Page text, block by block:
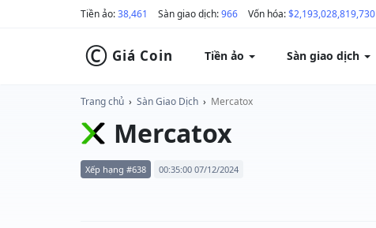
Tiền ảo:38,461 Sàn giao dịch:966 Vốn hóa:$2,193,028,819,730
© Giá Coin Tiền ảo Sàn giao dịch
Trang chủ › Sàn Giao Dịch › Mercatox
Mercatox
Xếp hạng #638 00:35:00 07/12/2024